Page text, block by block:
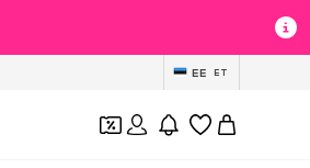
EE ET